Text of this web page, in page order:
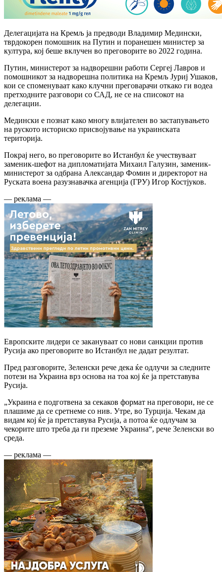
Делегацијата на Кремљ ја предводи Владимир Медински,
тврдокорен помошник на Путин и поранешен министер за
култура, кој беше вклучен во преговорите во 2022 година.
Путин, министерот за надворешни работи Сергеј Лавров и
помошникот за надворешна политика на Кремљ Јуриј Ушаков,
кои се споменуваат како клучни преговарачи откако ги водеа
претходните разговори со САД, не се на списокот на
делегации.
Медински е познат како многу влијателен во застапувањето
на руското историско присвојување на украинската
територија.
Покрај него, во преговорите во Истанбул ќе учествуваат
заменик-шефот на дипломатијата Михаил Галузин, заменик-
министерот за одбрана Александар Фомин и директорот на
Руската воена разузнавачка агенција (ГРУ) Игор Костјуков.
— реклама —
Европските лидери се закануваат со нови санкции против
Русија ако преговорите во Истанбул не дадат резултат.
Пред разговорите, Зеленски рече дека ќе одлучи за следните
потези на Украина врз основа на тоа кој ќе ја претставува
Русија.
„Украина е подготвена за секаков формат на преговори, не се
плашиме да се сретнеме со нив. Утре, во Турција. Чекам да
видам кој ќе ја претставува Русија, а потоа ќе одлучам за
чекорите што треба да ги преземе Украина“, рече Зеленски во
среда.
— реклама —